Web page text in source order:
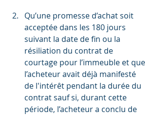
Qu’une promesse d’achat soit
acceptée dans les 180 jours
suivant la date de fin ou la
résiliation du contrat de
courtage pour l’immeuble et que
l’acheteur avait déjà manifesté
de l'intérêt pendant la durée du
contrat sauf si, durant cette
période, l’acheteur a conclu de